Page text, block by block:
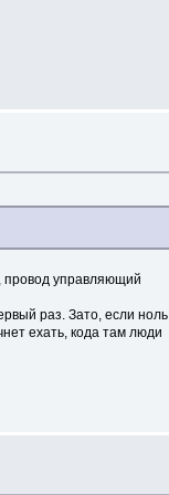
провод управляющий
раз. Зато, если ноль
ехать, кода там люди